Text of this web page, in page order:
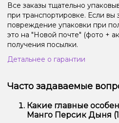
Все заказы тщательно
при транспортировке. Если вы
повреждение упаковки при
это на "Новой почте" (фото +
получения посылки.
Детальнее о гарантии
Часто задаваемые
Какие главные
Манго Персик Дыня